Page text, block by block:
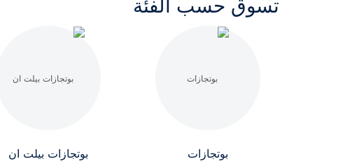
تسوق حسب الفئة
بوتجازات بوتجازات بيلت ان